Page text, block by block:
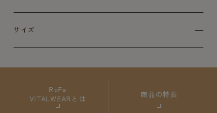
サイズ
ReFa
VITALWEARとは
商品の特長